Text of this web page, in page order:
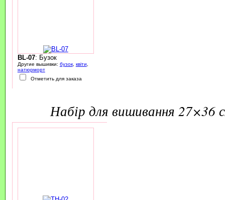
BL-07: Бузок
Другие вышивки: бузок, квіти
натюрморт
Отметить для заказа
набір для вишивання